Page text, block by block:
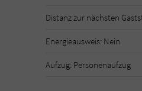
Distanz zur nächsten
Energieausweis: Nein
Aufzug: Personenaufzug